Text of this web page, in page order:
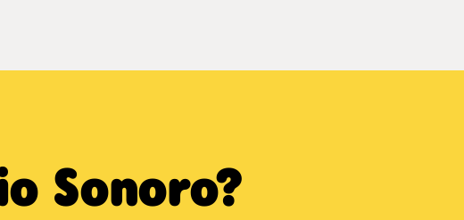
Sonoro?